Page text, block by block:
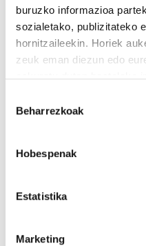
buruzko informazioa
sozialetako, publizitateko
hornitzaileekin. Horiek
zeuk eman diezun edo
hautatzea
Beharrezkoak
Hobespenak
Estatistika
Marketing